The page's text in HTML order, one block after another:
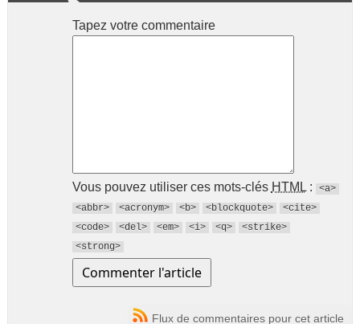
Tapez votre commentaire
Vous pouvez utiliser ces mots-clés HTML:
<a>
<abbr>
<acronym> <b> <blockquote>
<cite>
<code>
<del> <em> <i> <q>
<strike>
<strong>
Flux de commentaires pour cet article